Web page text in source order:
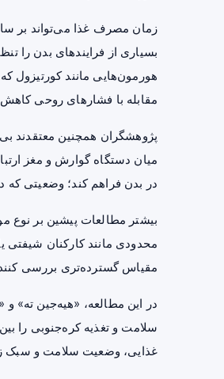
زمان مصرف غذا می‌تواند بر
بسیاری از فرایندهای بدن را
هورمون‌هایی مانند کورتیزول
مقابله با فشارهای روحی کاهش
پژوهشگران همچنین معتقدند
میان دستگاه گوارش و مغز
در بدن فراهم کند؛ وضعیتی که
بیشتر مطالعات پیشین بر نوع
محدودی مانند کارکنان شیفتی
مقیاس گسترده‌تری بررسی
غذایی، وضعیت سلامت و سبک